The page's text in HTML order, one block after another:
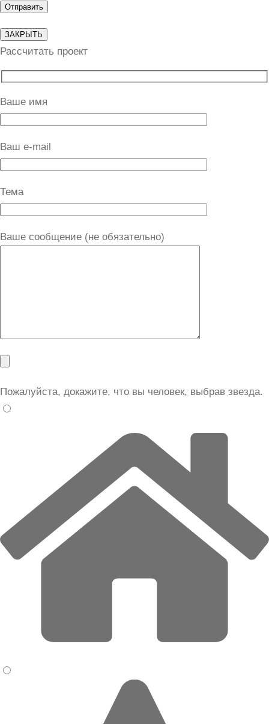
ЗАКРЫТЬ
Рассчитать проект
Ваше имя
Ваш e-mail
Тема
Ваше сообщение (не обязательно)
Пожалуйста, докажите, что вы человек, выбрав звезда.